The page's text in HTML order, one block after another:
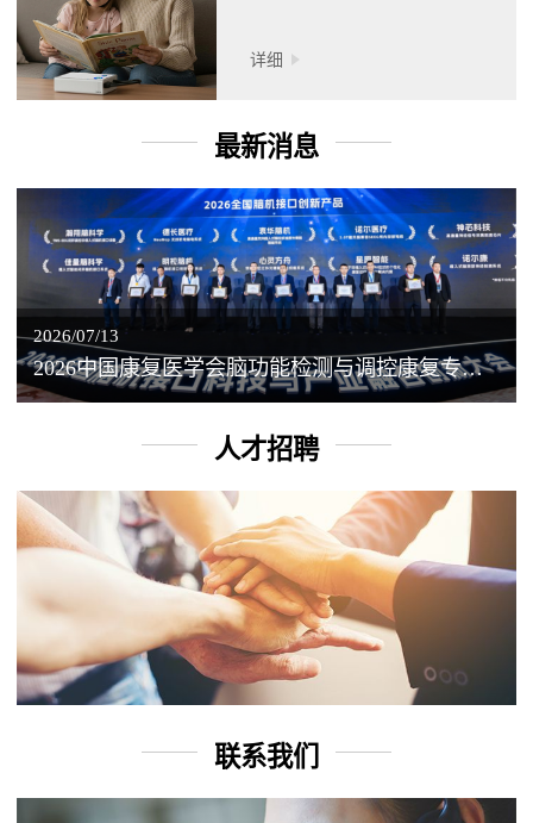
详细
最新消息
2026/07/13
2026中国康复医学会脑功能检测与调控康复专业委员会学术年会丨脑客中国：脑机接口——EEG驱动TMS闭环调控工作坊
人才招聘
联系我们